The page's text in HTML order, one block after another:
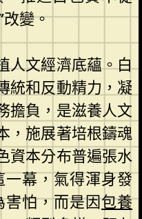
改變。
人文經濟底蘊。白
統和反動精力，凝
擔負，是滋養人文
，施展著培根鑄魂
資本分布普遍張水
幕，氣得渾身發
怕，而是因包養